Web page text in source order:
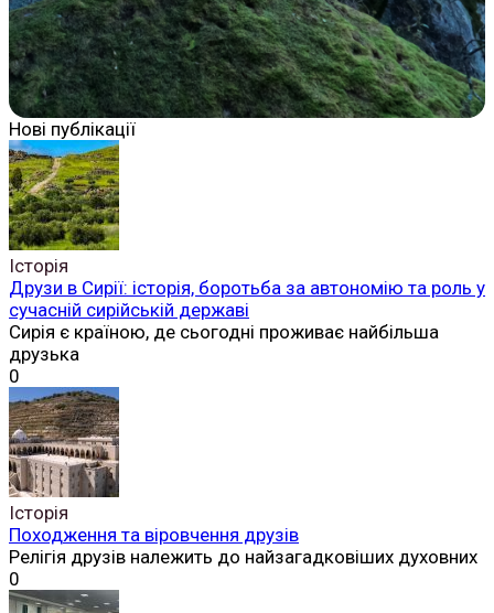
Нові публікації
Історія
Друзи в Сирії: історія, боротьба за автономію та роль у
сучасній сирійській державі
Сирія є країною, де сьогодні проживає найбільша
друзька
0
Історія
Походження та віровчення друзів
Релігія друзів належить до найзагадковіших духовних
0